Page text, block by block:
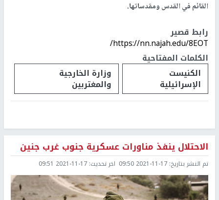
القائم في القدس ومقدساتها.
رابط قصير
https://nn.najah.edu/8EOT/
الكلمات المفتاحية
الكنيست
الإسرائيلية
وزارة الخارجية
والمغتربين
الاحتلال ينفذ مناورات عسكرية جنوب غرب جنين
تم النشر بتاريخ: 2021-11-17 09:50 اخر تحديث: 2021-11-17 09:51